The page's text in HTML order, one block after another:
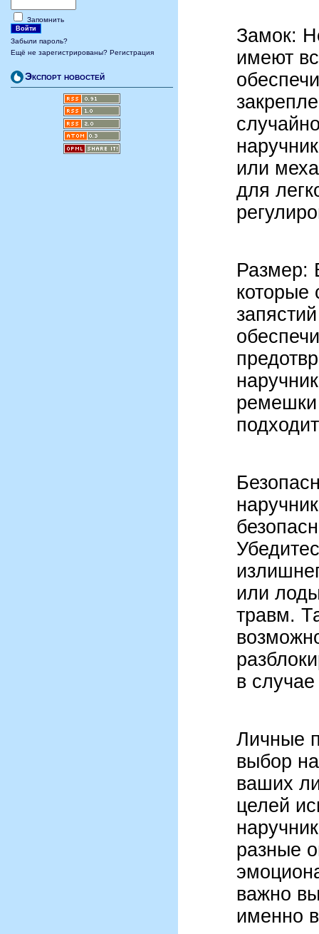
Запомнить
Забыли пароль?
Ещё не зарегистрированы? Регистрация
Экспорт новостей
Замок:
имеют
или
для
Размер:
которые
ремешки
или
травм.
в
Личные
выбор
ваших
целей
разные
важно
именно